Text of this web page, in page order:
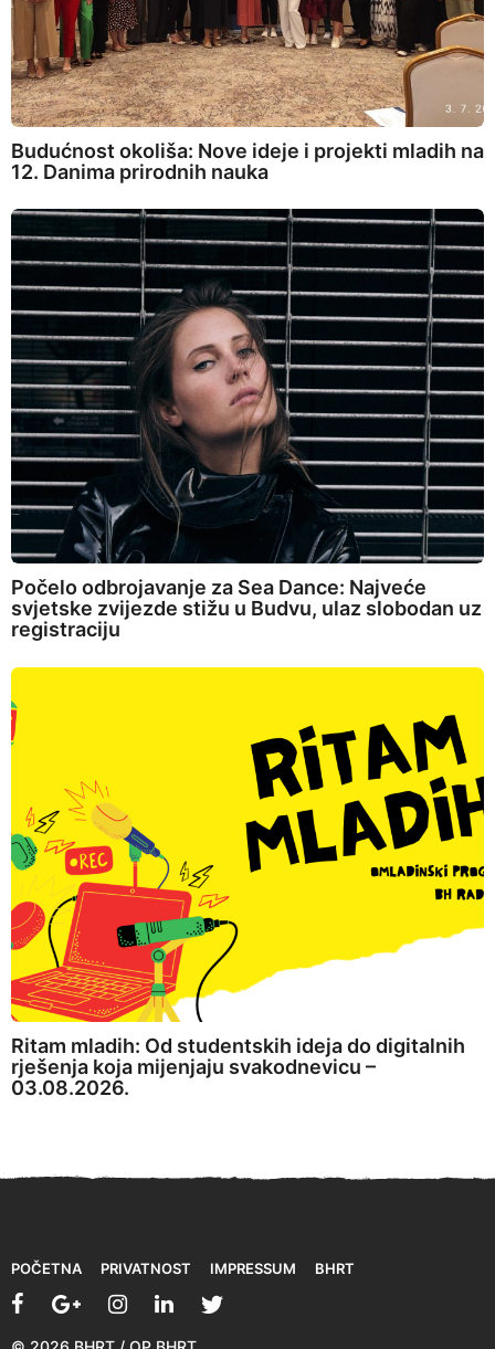
Budućnost okoliša: Nove ideje i projekti mladih na
12. Danima prirodnih nauka
Počelo odbrojavanje za Sea Dance: Najveće
svjetske zvijezde stižu u Budvu, ulaz slobodan uz
registraciju
Ritam mladih: Od studentskih ideja do digitalnih
rješenja koja mijenjaju svakodnevicu –
03.08.2026.
POČETNA PRIVATNOST IMPRESSUM BHRT